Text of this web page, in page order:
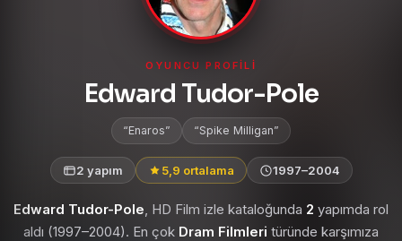
OYUNCU PROFILI
Edward Tudor-Pole
Enaros Spike Milligan
2 yapım 5,9 ortalama 1997–2004
Edward Tudor-Pole, HD Film izle kataloğunda 2 yapımda rol
aldı (1997–2004). En çok Dram Filmleri türünde karşımıza